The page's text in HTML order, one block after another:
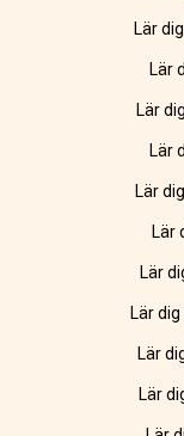
Lär
Lär
Lär
Lär
Lär
Lär
Lär
Lär
Lär
Lär